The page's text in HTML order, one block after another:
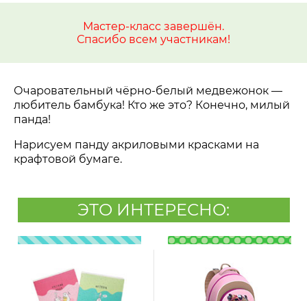
Мастер-класс завершён.
Спасибо всем участникам!
Очаровательный чёрно-белый медвежонок —
любитель бамбука! Кто же это? Конечно, милый
панда!
Нарисуем панду акриловыми красками на
крафтовой бумаге.
ЭТО ИНТЕРЕСНО: